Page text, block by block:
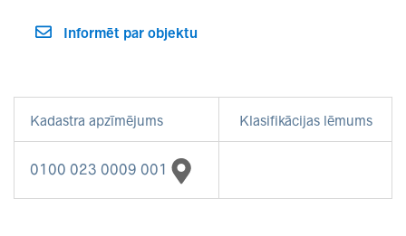
Informēt par objektu
Kadastra apzīmējums Klasifikācijas lēmums
0100 023 0009 001